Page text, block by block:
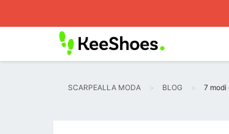
SCARPEALLA MODA BLOG 7 modi